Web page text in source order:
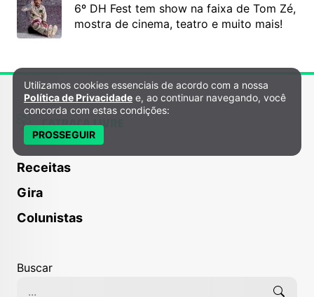
6º DH Fest tem show na faixa de Tom Zé,
mostra de cinema, teatro e muito mais!
Receitas
Gira
Colunistas
Buscar
Política de Privacidade e Cookies
Utilizamos cookies essenciais de acordo com a nossa
Política de Privacidade e, ao continuar navegando, você
concorda com estas condições:
PROSSEGUIR